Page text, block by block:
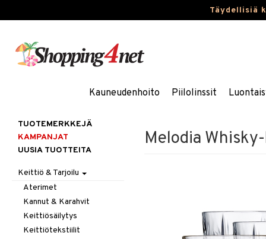
Täydellisiä
Kauneudenhoito Piilolinssit
Melodia
TUOTEMERKKEJÄ
KAMPANJAT
UUSIA TUOTTEITA
Keittiö & Tarjoilu
Aterimet
Kannut & Karahvit
Keittiösäilytys
Keittiötekstiilit